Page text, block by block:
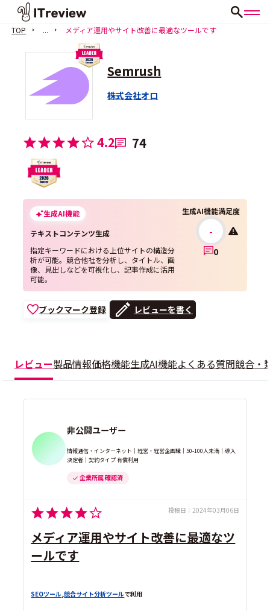
TOP ... メディア運用やサイト改善に最適なツールです
Semrush
株式会社オロ
4.2 74
生成AI機能
テキストコンテンツ生成
指定キーワードにおける上位サイトの構造分
析が可能。競合他社を分析し、タイトル、画
像、見出しなどを可視化し、記事作成に活用
可能。
生成AI機能満足度
-
0
ブックマーク登録 レビューを書く
レビュー製品情報価格機能生成AI機能よくある質問競合・
非公開ユーザー
情報通信・インターネット｜経営・経営企画職｜50-100人未満｜導入
決定者｜契約タイプ 有償利用
企業所属 確認済
投稿日： 2024年03月06日
メディア運用やサイト改善に最適なツ
ールです
SEOツール ,競合サイト分析ツールで利用